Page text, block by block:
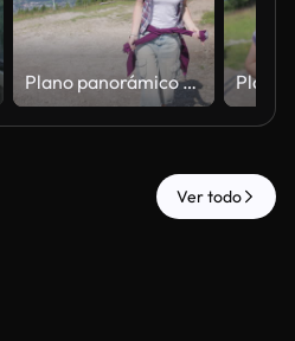
Plano panorámico y plano fijo de una joven caminando y mirando alrededor por un sendero alpino cerca de Garmisch-Partenkirchen
Ver todo